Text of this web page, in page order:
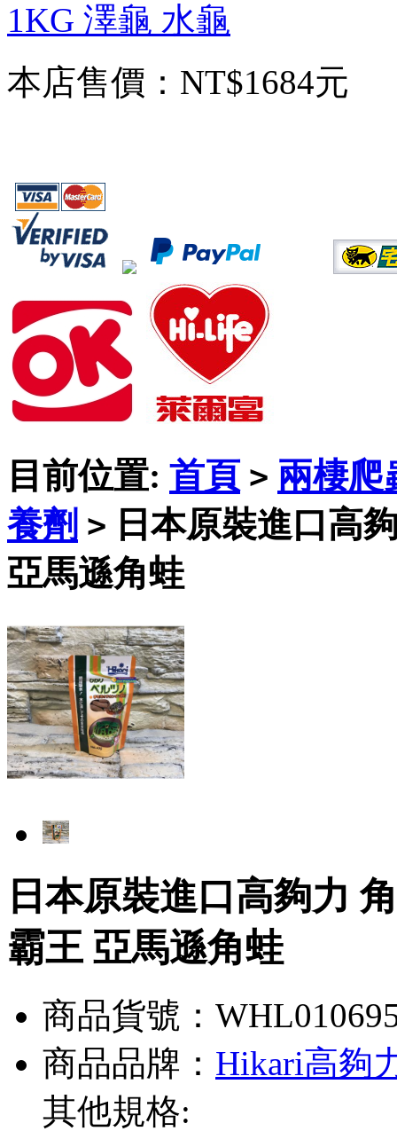
1KG 澤龜 水龜
本店售價： NT$1684元
目前位置: 首頁 > 兩棲爬
養劑 > 日本原裝進口高
亞馬遜角蛙
日本原裝進口高夠力
霸王 亞馬遜角蛙
商品貨號：
商品品牌： Hikari高夠
其他規格: